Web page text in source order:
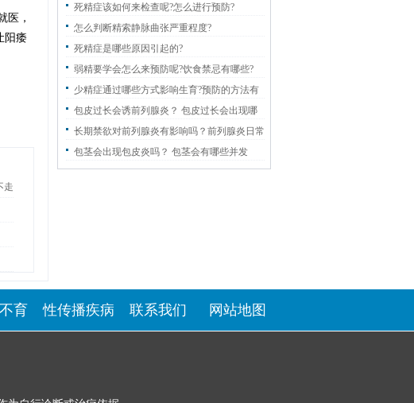
医，
阳痿
走
死精症该如何来检查呢?怎么进行预防?
怎么判断精索静脉曲张严重程度?
死精症是哪些原因引起的?
弱精要学会怎么来预防呢?饮食禁忌有哪些?
少精症通过哪些方式影响生育?预防的方法有
哪些?
包皮过长会诱前列腺炎？ 包皮过长会出现哪
些危害？
长期禁欲对前列腺炎有影响吗？前列腺炎日常
怎么护理？
包茎会出现包皮炎吗？ 包茎会有哪些并发
症？
育 性传播疾病 联系我们 网站地图